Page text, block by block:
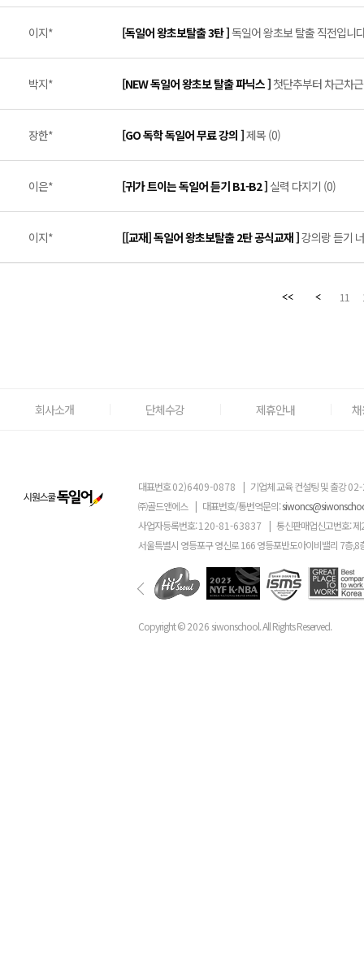
이지* [독일어 왕초보탈출 3탄 ]독일어 왕초보 탈출 직전입니
박지* [NEW 독일어 왕초보 탈출 파닉스 ] 첫단추부터 차근차
장한* [GO 독학 독일어 무료 강의 ]제목 (0)
이은* [귀가 트이는 독일어 듣기 B1-B2 ] 실력 다지기 (0)
이지* [[교재] 독일어 왕초보탈출 2탄 공식교재 ]강의랑 듣기
11
회사소개 단체수강 제휴안내
대표번호02)6409-0878 | 기업체 교육 컨설팅 및 출강
㈜골드앤에스 | 대표번호/통번역문의:
사업자등록번호:120-81-63837 | 통신판매업신고번호: 제
서울특별시 영등포구 영신로 166 영등포반도아이비밸리 7층,8
Copyright ©2026 siwonschool. All Rights Reserved.